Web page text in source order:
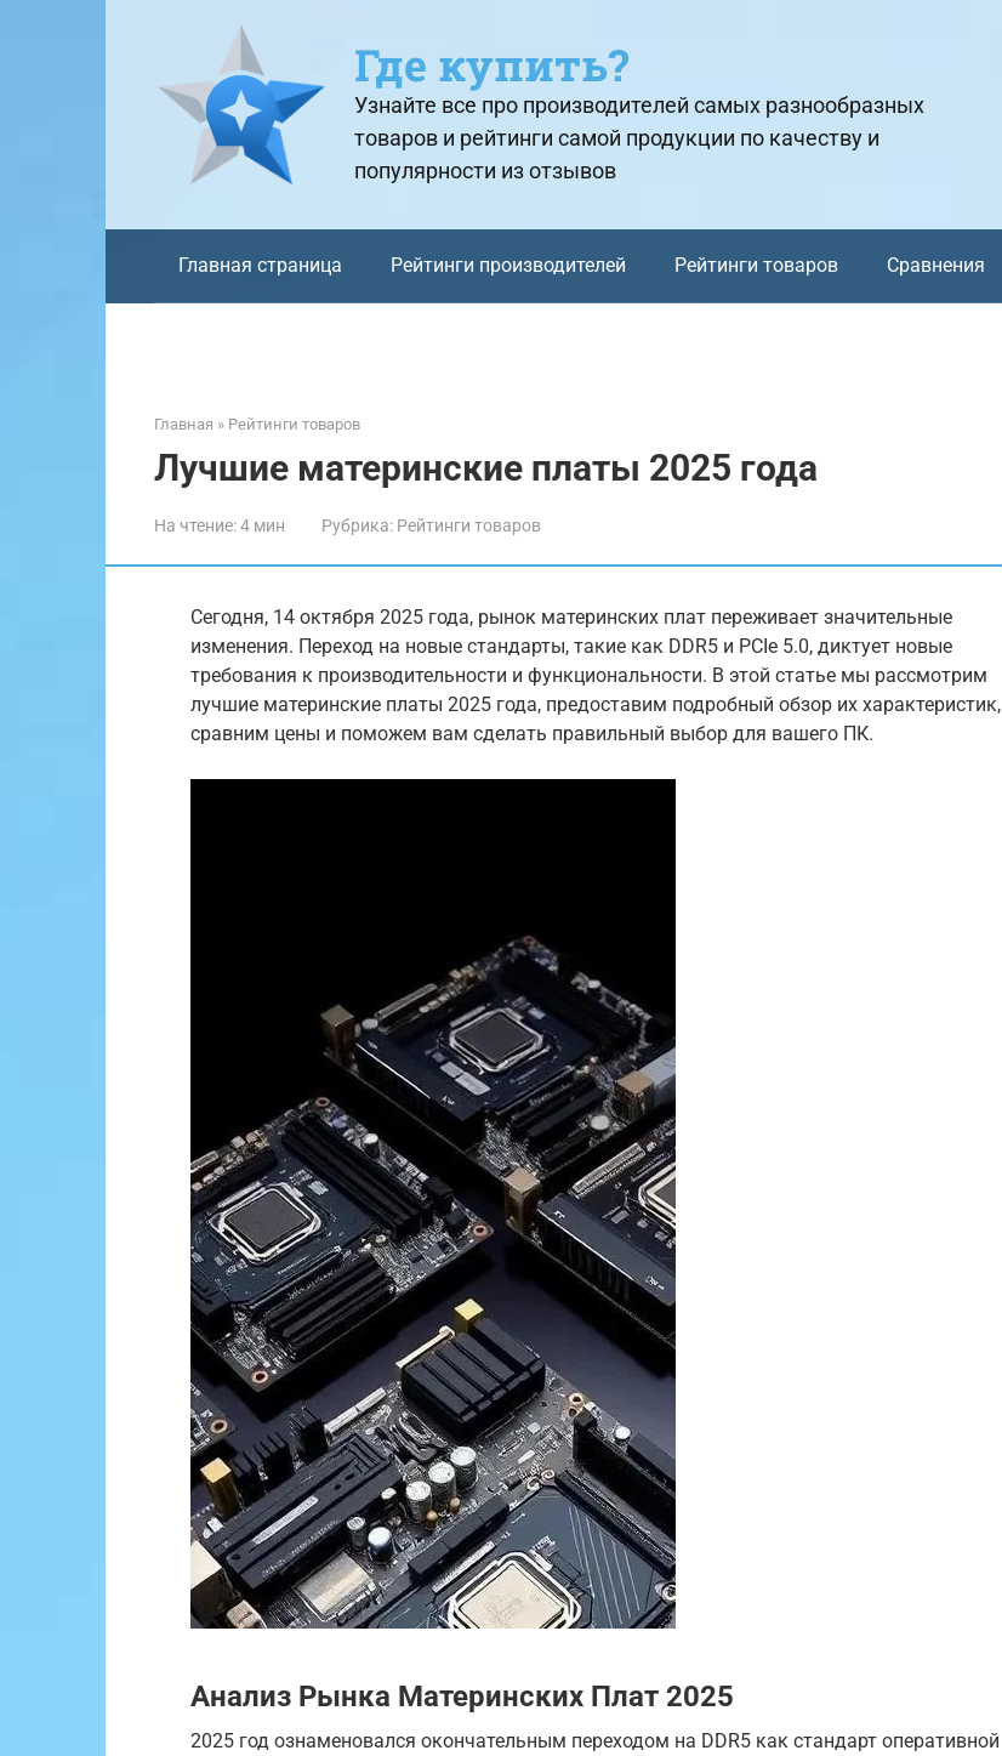
Где купить?
Узнайте все про производителей самых разнообразных
товаров и рейтинги самой продукции по качеству и
популярности из отзывов
Главная страница Рейтинги производителей Рейтинги товаров Сравнения
Главная » Рейтинги товаров
Лучшие материнские платы 2025 года
На чтение:4 мин Рубрика: Рейтинги товаров
Сегодня, 14 октября 2025 года, рынок материнских плат переживает значительные
изменения. Переход на новые стандарты, такие как DDR5 и PCIe 5.0, диктует новые
требования к производительности и функциональности. В этой статье мы рассмотрим
лучшие материнские платы 2025 года, предоставим подробный обзор их характеристик,
сравним цены и поможем вам сделать правильный выбор для вашего ПК.
Анализ Рынка Материнских Плат 2025
2025 год ознаменовался окончательным переходом на DDR5 как стандарт оперативной